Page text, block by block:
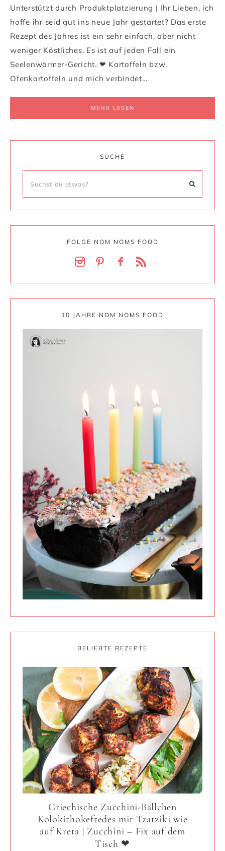
Unterstützt durch Produktplatzierung | Ihr Lieben, ich
hoffe ihr seid gut ins neue Jahr gestartet? Das erste
Rezept des Jahres ist ein sehr einfach, aber nicht
weniger Köstliches. Es ist auf jeden Fall ein
Seelenwärmer-Gericht. ❤ Kartoffeln bzw.
Ofenkartoffeln und mich verbindet…
MEHR LESEN
SUCHE
FOLGE NOM NOMS FOOD
10 JAHRE NOM NOMS FOOD
BELIEBTE REZEPTE
Griechische Zucchini-Bällchen
Kolokithokeftedes mit Tzatziki wie
auf Kreta | Zucchini – Fix auf dem
Tisch ❤